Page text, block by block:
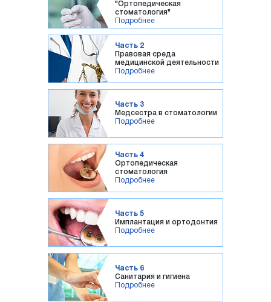
"Ортопедическая
стоматология"
Подробнее
Часть 2
Правовая среда
медицинской деятельности
Подробнее
Часть 3
Медсестра в стоматологии
Подробнее
Часть 4
Ортопедическая
стоматология
Подробнее
Часть 5
Имплантация и ортодонтия
Подробнее
Часть 6
Санитария и гигиена
Подробнее